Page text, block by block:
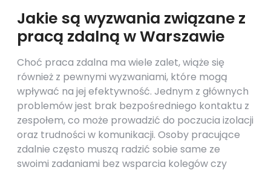
Jakie są wyzwania związane z
pracą zdalną w Warszawie
Choć praca zdalna ma wiele zalet, wiąże się
również z pewnymi wyzwaniami, które mogą
wpływać na jej efektywność. Jednym z głównych
problemów jest brak bezpośredniego kontaktu z
zespołem, co może prowadzić do poczucia izolacji
oraz trudności w komunikacji. Osoby pracujące
zdalnie często muszą radzić sobie same ze
swoimi zadaniami bez wsparcia kolegów czy